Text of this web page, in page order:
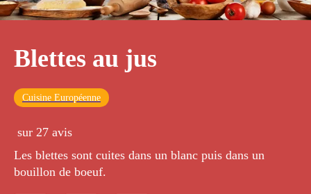
Blettes au jus
Cuisine Européenne
sur 27 avis
Les blettes sont cuites dans un blanc puis dans un
bouillon de boeuf.